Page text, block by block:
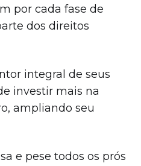
por cada fase de
dos direitos
integral de seus
investir mais na
ampliando seu
e pese todos os prós